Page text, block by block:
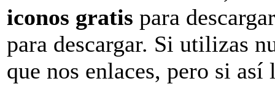
iconos gratis para
para descargar. Si utilizas
que nos enlaces, pero si